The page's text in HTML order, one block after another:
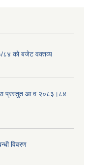
८४ को बजेट वक्तव्य
प्रस्तुत आ.व‍ २०८३।८४
विवरण